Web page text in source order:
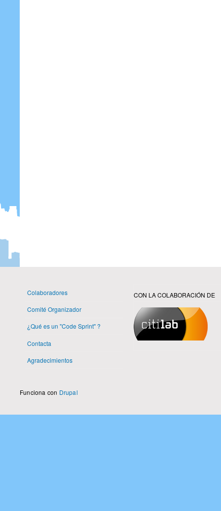
Colaboradores
Comité Organizador
¿Qué es un "Code Sprint" ?
Contacta
Agradecimientos
CON LA COLABORACIÓN DE
Funciona con Drupal